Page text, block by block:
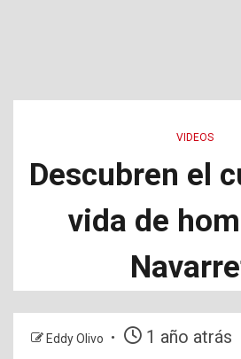
VIDEOS
Descubren el
vida de
Eddy Olivo 1 año atrás